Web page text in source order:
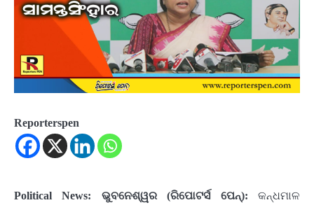
Reporterspen
Political News: ଭୁବନେଶ୍ୱର (ରିପୋଟର୍ସ ପେନ୍‌): କନ୍ଧମାଳ